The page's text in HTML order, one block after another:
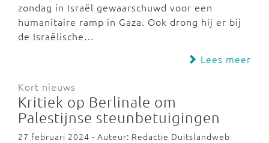
zondag in Israël gewaarschuwd voor een
humanitaire ramp in Gaza. Ook drong hij er bij
de Israëlische…
Lees meer
Kort nieuws
Kritiek op Berlinale om
Palestijnse steunbetuigingen
27 februari 2024 - Auteur: Redactie Duitslandweb